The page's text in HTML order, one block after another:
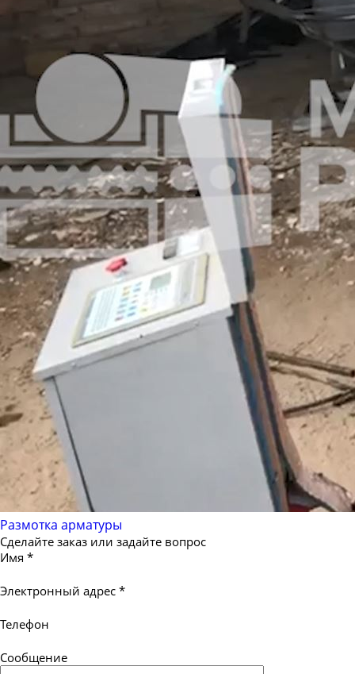
Размотка арматуры
Сделайте заказ или задайте вопрос
Имя *
Электронный адрес *
Телефон
Сообщение